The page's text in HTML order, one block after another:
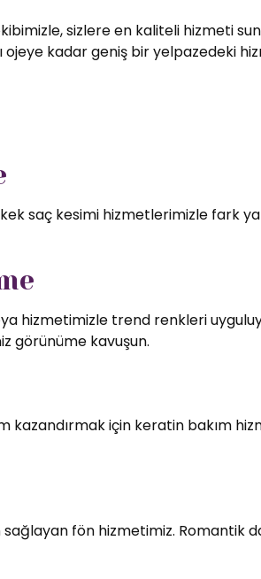
sizlere en kaliteli hizmeti
ojeye kadar geniş bir yelpazedeki
saç kesimi hizmetlerimizle fark
hizmetimizle trend renkleri
görünüme kavuşun.
kazandırmak için keratin bakım
fön hizmetimiz. Romantik